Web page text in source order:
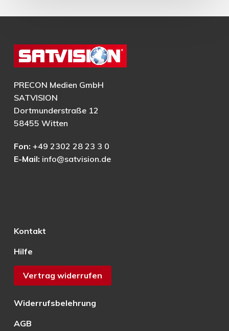
PRECON Medien GmbH
SATVISION
Dortmunderstraße 12
58455 Witten
Fon: +49 2302 28 23 3 0
E-Mail: info@satvision.de
Kontakt
Hilfe
Vertrag widerrufen
Widerrufsbelehrung
AGB